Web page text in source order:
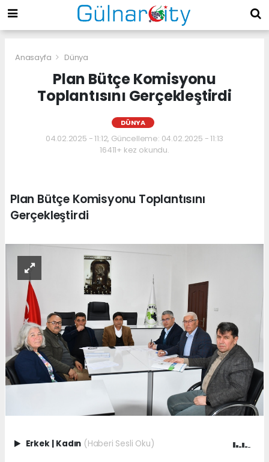
Anasayfa Dünya
Plan Bütçe Komisyonu
Toplantısını Gerçekleştirdi
DÜNYA
04.02.2025 - 11:12, Güncelleme: 04.02.2025 - 11:13
16411+ kez okundu.
Plan Bütçe Komisyonu Toplantısını
Gerçekleştirdi
Erkek Kadın (Haberi Sesli Oku)